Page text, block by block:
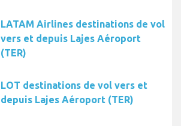
LATAM Airlines destinations de vol
vers et depuis Lajes Aéroport
(TER)
LOT destinations de vol vers et
depuis Lajes Aéroport (TER)